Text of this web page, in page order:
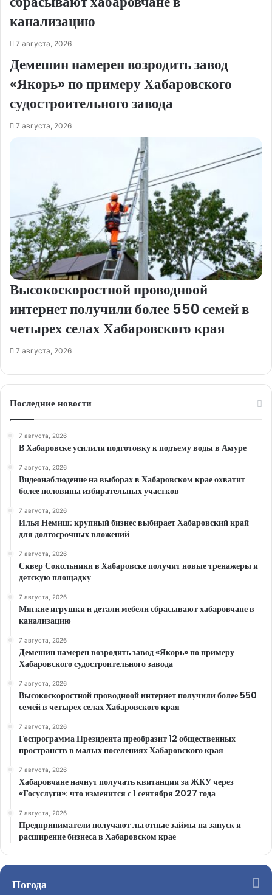
канализацию
7 августа, 2026
Демешин намерен возродить завод
«Якорь» по примеру Хабаровского
судостроительного завода
7 августа, 2026
Высокоскоростной проводноой
интернет получили более 550 семей в
четырех селах Хабаровского края
7 августа, 2026
Последние новости
7 августа, 2026
В Хабаровске усилили подготовку к подъему воды в Амуре
7 августа, 2026
Видеонаблюдение на выборах в Хабаровском крае охватит
более половины избирательных участков
7 августа, 2026
Илья Немиш: крупный бизнес выбирает Хабаровский край
для долгосрочных вложений
7 августа, 2026
Сквер Сокольники в Хабаровске получит новые тренажеры и
детскую площадку
7 августа, 2026
Мягкие игрушки и детали мебели сбрасывают хабаровчане в
канализацию
7 августа, 2026
Демешин намерен возродить завод «Якорь» по примеру
Хабаровского судостроительного завода
7 августа, 2026
Высокоскоростной проводноой интернет получили более 550
семей в четырех селах Хабаровского края
7 августа, 2026
Госпрограмма Президента преобразит 12 общественных
пространств в малых поселениях Хабаровского края
7 августа, 2026
Хабаровчане начнут получать квитанции за ЖКУ через
«Госуслуги»: что изменится с 1 сентября 2027 года
7 августа, 2026
Предприниматели получают льготные займы на запуск и
расширение бизнеса в Хабаровском крае
Погода